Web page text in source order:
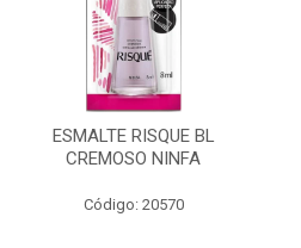
ESMALTE RISQUE BL
CREMOSO NINFA
Código: 20570